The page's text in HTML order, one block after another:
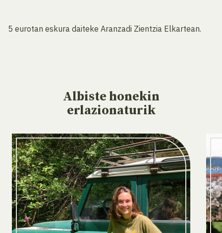
5 eurotan eskura daiteke Aranzadi Zientzia Elkartean.
Albiste honekin
erlazionaturik